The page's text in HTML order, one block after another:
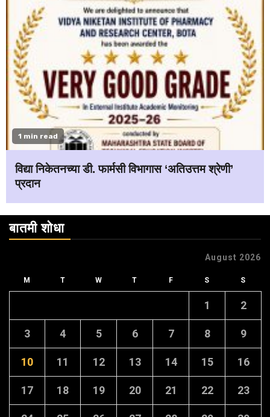
1 min read
विद्या निकेतनच्या डी. फार्मसी विभागास ‘अतिउत्तम श्रेणी’
प्रदान
बातमी शोधा
August 2026
M T W T F S S
1 2
3 4 5 6 7 8 9
10 11 12 13 14 15 16
17 18 19 20 21 22 23